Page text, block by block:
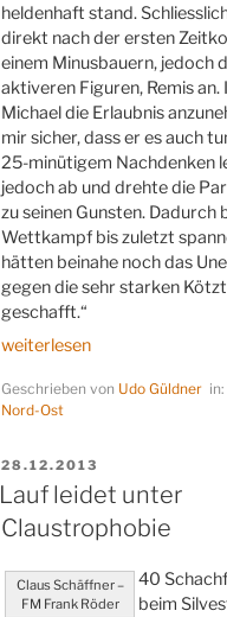
heldenhaft stand.
direkt nach der ersten
einem Minusbauern, jedoch
aktiveren Figuren, Remis an.
Michael die Erlaubnis
mir sicher, dass er es auch
25-minütigem Nachdenken
jedoch ab und drehte die
zu seinen Gunsten. Dadurch
Wettkampf bis zuletzt
hätten beinahe noch das
gegen die sehr starken
geschafft.“
„Das
´ein
Kötzting
–
jetzt
mit
Bericht“
weiterlesen
Geschrieben von Udo Güldner in:
Nord-Ost
VERÖFFENTLICHT
AM
28.12.2013
Lauf leidet unter
Claustrophobie
Claus Schäffner –
FM Frank Röder
40
beim